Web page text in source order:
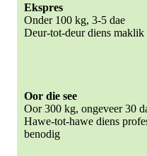
Ekspres
Onder 100 kg, 3-5 dae
Deur-tot-deur diens maklik
Oor die see
Oor 300 kg, ongeveer 30
Hawe-tot-hawe diens
benodig